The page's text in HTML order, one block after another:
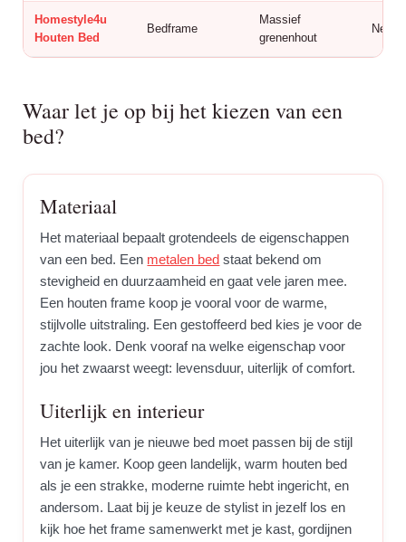
Homestyle4u
Houten Bed
Bedframe
Massief
grenenhout
Nee
Waar let je op bij het kiezen van een
bed?
Materiaal
Het materiaal bepaalt grotendeels de eigenschappen
van een bed. Een metalen bed staat bekend om
stevigheid en duurzaamheid en gaat vele jaren mee.
Een houten frame koop je vooral voor de warme,
stijlvolle uitstraling. Een gestoffeerd bed kies je voor de
zachte look. Denk vooraf na welke eigenschap voor
jou het zwaarst weegt: levensduur, uiterlijk of comfort.
Uiterlijk en interieur
Het uiterlijk van je nieuwe bed moet passen bij de stijl
van je kamer. Koop geen landelijk, warm houten bed
als je een strakke, moderne ruimte hebt ingericht, en
andersom. Laat bij je keuze de stylist in jezelf los en
kijk hoe het frame samenwerkt met je kast, gordijnen